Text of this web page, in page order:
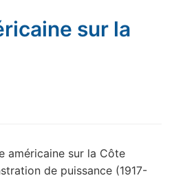
sur la
américaine sur la Côte
de puissance (1917-